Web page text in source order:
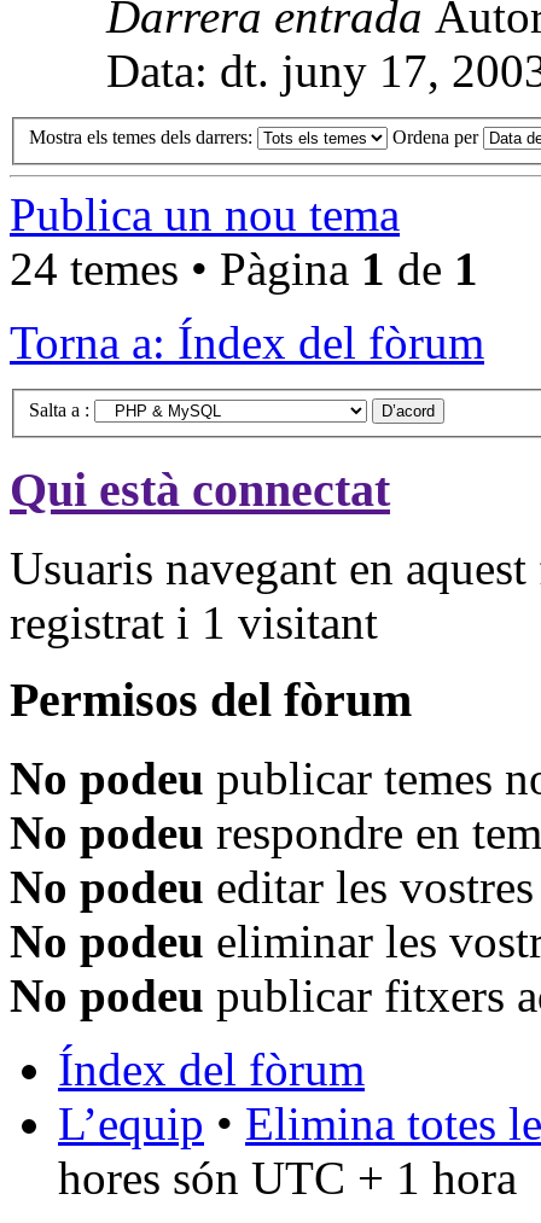
Darrera entrada
Data: dt. juny 17,
Mostra els temes dels darrers: Ordena per
Publica un nou tema
24 temes • Pàgina 1 de 1
Torna a: Índex del fòrum
Salta a :
Qui està connectat
Usuaris navegant en
registrat i 1 visitant
Permisos del fòrum
No podeu publicar temes
No podeu respondre en
No podeu editar les
No podeu eliminar les
No podeu publicar fitxers
Índex del fòrum
L’equip • Elimina totes
hores són UTC + 1 hora